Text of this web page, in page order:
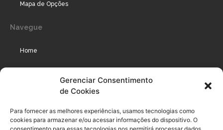
Gerenciar Consentimento
de Cookies
Para fornecer as melhores experiências, usamos tecnologias como
cookies para armazenar e/ou acessar informações do dispositivo. O
Mapa de Opções
Navegue
Home
Podcast